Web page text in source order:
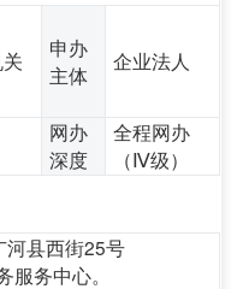
申办
主体
企业法人
网办
深度
全程网办
（Ⅳ级）
河县西街25号
务中心。